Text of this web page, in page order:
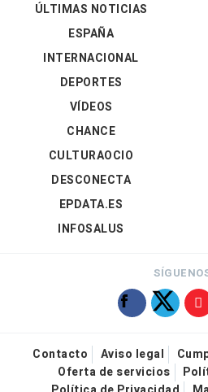
ÚLTIMAS NOTICIAS
ESPAÑA
INTERNACIONAL
DEPORTES
VÍDEOS
CHANCE
CULTURAOCIO
DESCONECTA
EPDATA.ES
INFOSALUS
Contacto Aviso legal
Oferta de servicios